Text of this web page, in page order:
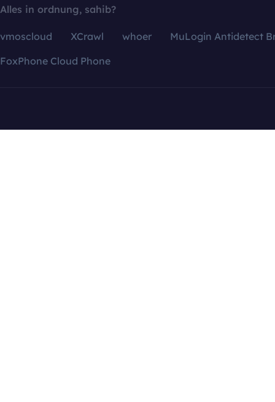
Alles in ordnung, sahib?
vmoscloud XCrawl whoer
MuLogin Antidetect
FoxPhone Cloud Phone